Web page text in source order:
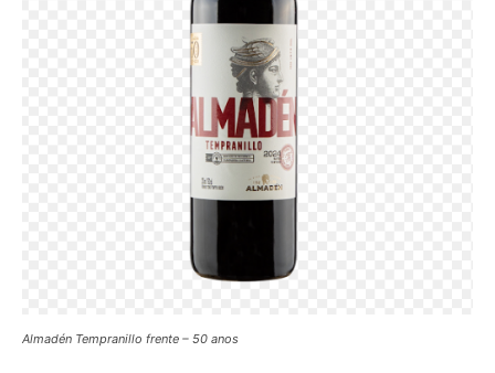
Almadén Tempranillo frente – 50 anos